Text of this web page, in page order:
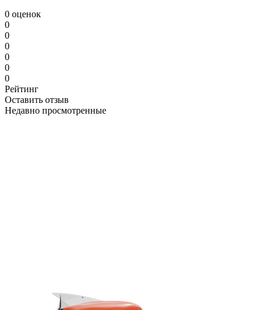
0 оценок
0
0
0
0
0
0
Рейтинг
Оставить отзыв
Недавно просмотренные